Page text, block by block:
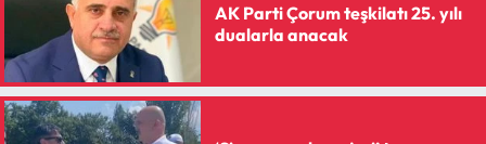
AK Parti Çorum teşkilatı 25. yılı
dualarla anacak